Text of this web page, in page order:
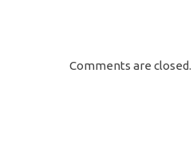
Comments are closed.